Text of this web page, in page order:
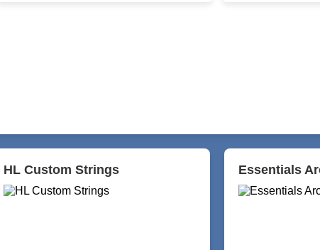
HL Custom Strings Essentials